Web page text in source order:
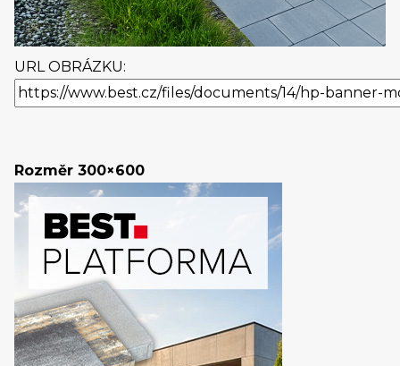
URL OBRÁZKU:
Rozměr 300×600